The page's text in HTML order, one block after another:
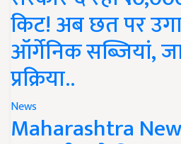
किट! अब छत पर
ऑर्गेनिक सब्जियां,
प्रक्रिया..
News
Maharashtra